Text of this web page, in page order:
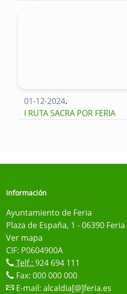
01-12-2024.
I RUTA SACRA POR FERIA
Información
Ayuntamiento de Feria
Plaza de España, 1 - 06390
Ver mapa
CIF: P0604900A
Telf.: 924 694 111
Fax: 000 000 000
E-mail: alcaldia[@]feria.es